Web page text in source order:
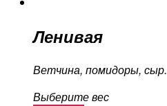
Ленивая
Ветчина, помидоры, сыр.
Выберите вес